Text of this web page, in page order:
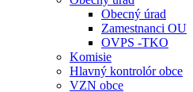
Obecný úrad
Zamestnanci OU
OVPS -TKO
Komisie
Hlavný kontrolór obce
VZN obce